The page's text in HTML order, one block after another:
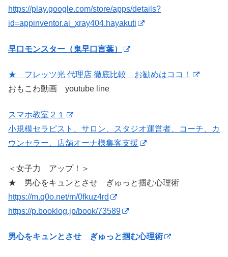
https://play.google.com/store/apps/details?
id=appinventor.ai_xray404.hayakuti
早口モンスター（鬼早口言葉）
★ フレッツ光 代理店 徹底比較 お勧めはココ！
おもこわ動画 youtube line
スマホ教室２１
小規模セラピスト、サロン、スタジオ運営者、コーチ、カ
ウンセラー、店舗オーナ様集客支援
＜女子力 アップ！＞
★ 男心をキュンとさせ ぎゅっと掴む心理術
https://m.q0o.net/m/0fkuz4rd
https://p.booklog.jp/book/73589
男心をキュンとさせ ぎゅっと掴む心理術